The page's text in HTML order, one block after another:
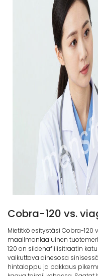
Cobra-120 vs.
Mietitkö esitystäsi Cobra-120
maailmanlaajuinen
120 on sildenafiilisitraatin
vaikuttava ainesosa
hintalappu ja pakkaus